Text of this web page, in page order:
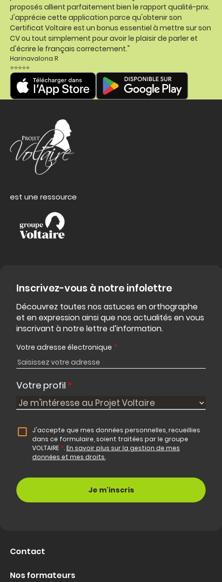
proposés allient parfaitement bien le rapport qualité-prix.
J'apprécie cette application parce qu'obtenir son
Certificat Voltaire est un bonus essentiel à mettre sur son
CV ou tout simplement pour avoir le plaisir de parler et
d'écrire le français correctement."
Harinavalona R
⭐⭐⭐⭐⭐
est une ressource
Inscrivez-vous à notre infolettre
Découvrez toutes nos astuces en orthographe
et en expression ainsi que nos actualités en vous
inscrivant à notre lettre d’information.
Votre adresse électronique *
Votre profil *
J'accepte que mes données personnelles, recueillies
dans ce formulaire, soient traitées par le groupe
VOLTAIRE *.En savoir plus sur la gestion de mes
données et mes droits.
Contact
Nos formateurs